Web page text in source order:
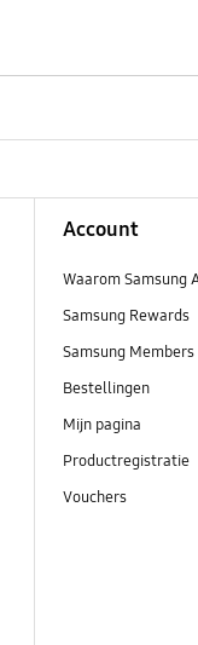
Account
Waarom Samsung
Samsung Rewards
Samsung Members
Bestellingen
Mijn pagina
Productregistratie
Vouchers